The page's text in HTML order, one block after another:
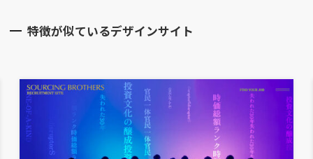
特徴が似ているデザインサイト